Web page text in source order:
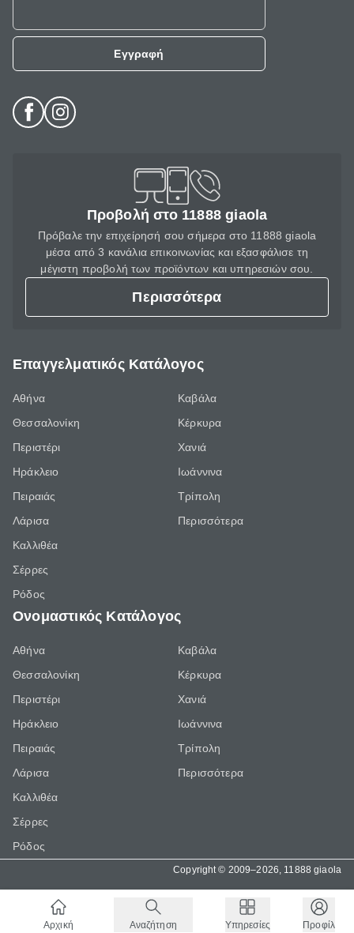
Εγγραφή
Προβολή στο 11888 giaola
Πρόβαλε την επιχείρησή σου σήμερα στο 11888 giaola
μέσα από 3 κανάλια επικοινωνίας και εξασφάλισε τη
μέγιστη προβολή των προϊόντων και υπηρεσιών σου.
Περισσότερα
Επαγγελματικός Κατάλογος
Αθήνα
Θεσσαλονίκη
Περιστέρι
Ηράκλειο
Πειραιάς
Λάρισα
Καλλιθέα
Σέρρες
Ρόδος
Καβάλα
Κέρκυρα
Χανιά
Ιωάννινα
Τρίπολη
Περισσότερα
Ονομαστικός Κατάλογος
Αθήνα
Θεσσαλονίκη
Περιστέρι
Ηράκλειο
Πειραιάς
Λάρισα
Καλλιθέα
Σέρρες
Ρόδος
Καβάλα
Κέρκυρα
Χανιά
Ιωάννινα
Τρίπολη
Περισσότερα
Copyright © 2009–2026, 11888 giaola
Αρχική Αναζήτηση Υπηρεσίες Προφίλ